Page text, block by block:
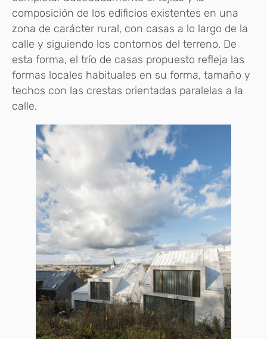
composición de los edificios existentes en una
zona de carácter rural, con casas a lo largo de la
calle y siguiendo los contornos del terreno. De
esta forma, el trío de casas propuesto refleja las
formas locales habituales en su forma, tamaño y
techos con las crestas orientadas paralelas a la
calle.